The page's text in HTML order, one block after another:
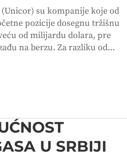
su kompanije koje od
pozicije dosegnu tržišnu
od milijardu dolara, pre
na berzu. Za razliku od...
U SRBIJI